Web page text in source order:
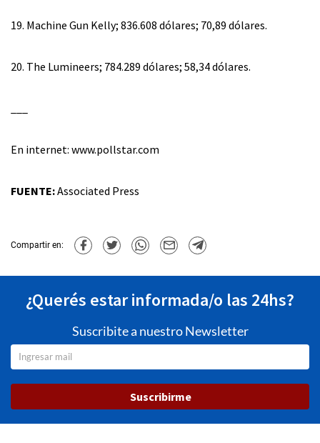
19. Machine Gun Kelly; 836.608 dólares; 70,89 dólares.
20. The Lumineers; 784.289 dólares; 58,34 dólares.
En internet: www.pollstar.com
FUENTE:Associated Press
Compartir en:
¿Querés estar informada/o las 24hs?
Suscribite a nuestro Newsletter
Suscribirme